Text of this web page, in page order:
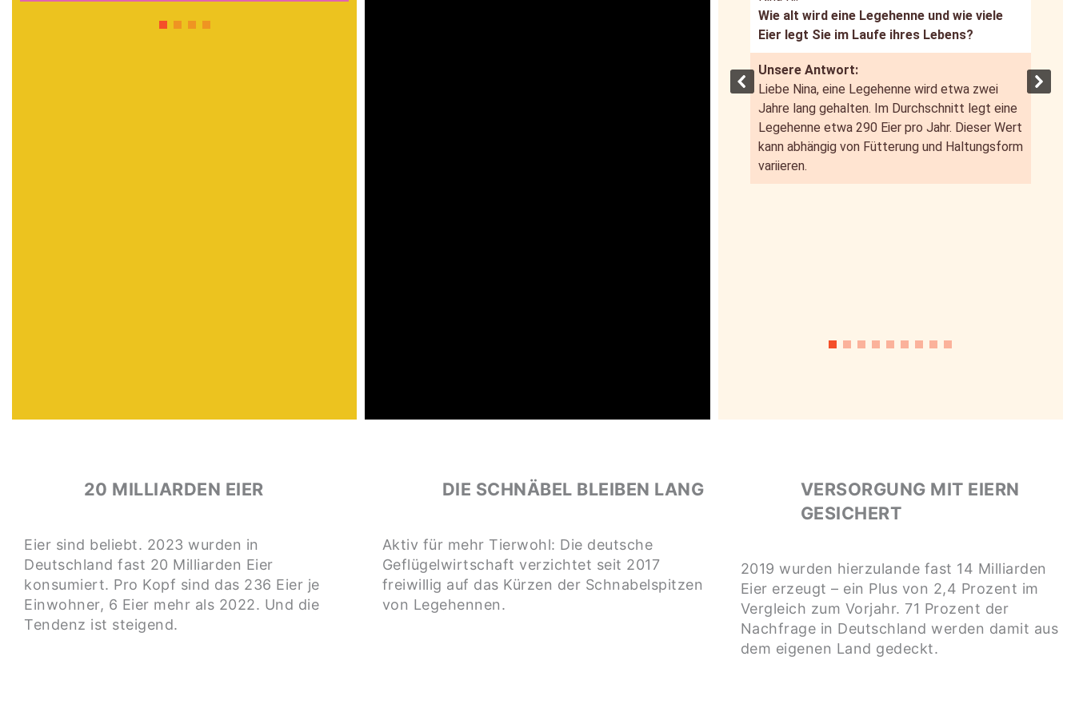
Wie alt wird eine Legehenne und wie viele
Eier legt Sie im Laufe ihres Lebens?
Unsere Antwort:
Liebe Nina, eine Legehenne wird etwa zwei
Jahre lang gehalten. Im Durchschnitt legt eine
Legehenne etwa 290 Eier pro Jahr. Dieser Wert
kann abhängig von Fütterung und Haltungsform
variieren.
20 MILLIARDEN EIER
Eier sind beliebt. 2023 wurden in
Deutschland fast 20 Milliarden Eier
konsumiert. Pro Kopf sind das 236 Eier je
Einwohner, 6 Eier mehr als 2022. Und die
Tendenz ist steigend.
DIE SCHNÄBEL BLEIBEN LANG
Aktiv für mehr Tierwohl: Die deutsche
Geflügelwirtschaft verzichtet seit 2017
freiwillig auf das Kürzen der Schnabelspitzen
von Legehennen.
VERSORGUNG MIT EIERN
GESICHERT
2019 wurden hierzulande fast 14 Milliarden
Eier erzeugt – ein Plus von 2,4 Prozent im
Vergleich zum Vorjahr. 71 Prozent der
Nachfrage in Deutschland werden damit aus
dem eigenen Land gedeckt.